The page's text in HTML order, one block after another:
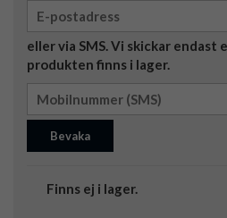
eller via SMS. Vi skickar endast
produkten finns i lager.
Bevaka
Finns ej i lager.